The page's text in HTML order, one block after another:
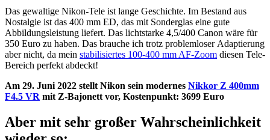
Das gewaltige Nikon-Tele ist lange Geschichte. Im Bestand aus
Nostalgie ist das 400 mm ED, das mit Sonderglas eine gute
Abbildungsleistung liefert. Das lichtstarke 4,5/400 Canon wäre für
350 Euro zu haben. Das brauche ich trotz problemloser Adaptierung
aber nicht, da mein stabilisiertes 100-400 mm AF-Zoom diesen Tele-
Bereich perfekt abdeckt!
Am 29. Juni 2022 stellt Nikon sein modernes Nikkor Z 400mm
F4.5 VR mit Z-Bajonett vor, Kostenpunkt: 3699 Euro
Aber mit sehr großer Wahrscheinlichkeit